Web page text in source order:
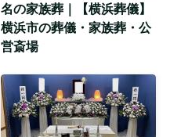
名の家族葬｜【横浜葬儀】
横浜市の葬儀・家族葬・公
営斎場